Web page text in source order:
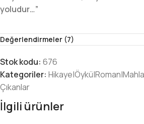
yoludur…”
Değerlendirmeler (7)
Stok kodu: 676
Kategoriler:
Çıkanlar
İlgili ürünler